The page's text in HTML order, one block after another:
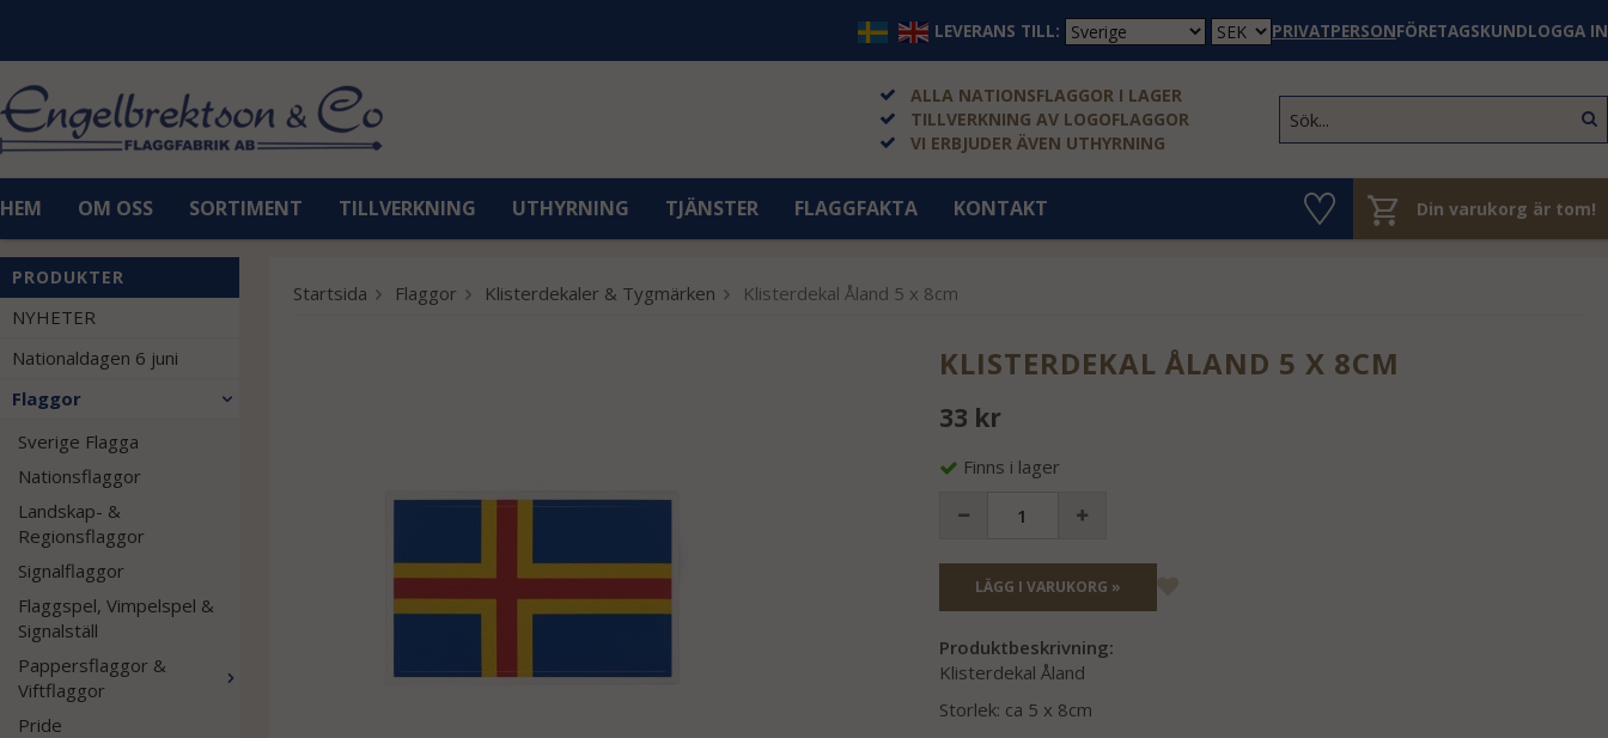
LEVERANS TILL: PRIVATPERSONFÖRETAGSKUNDLOGGA IN
ALLA NATIONSFLAGGOR I LAGER
TILLVERKNING AV LOGOFLAGGOR
VI ERBJUDER ÄVEN UTHYRNING
HEM OM OSS SORTIMENT TILLVERKNING UTHYRNING TJÄNSTER FLAGGFAKTA KONTAKT Din varukorg är tom!
PRODUKTER
NYHETER
Nationaldagen 6 juni
Flaggor
Sverige Flagga
Nationsflaggor
Landskap- &
Regionsflaggor
Signalflaggor
Flaggspel, Vimpelspel &
Signalställ
Pappersflaggor &
Viftflaggor
Pride
Startsida Flaggor Klisterdekaler & Tygmärken Klisterdekal Åland 5 x 8cm
KLISTERDEKAL ÅLAND 5 X 8CM
33 kr
Finns i lager
LÄGG I VARUKORG »
Produktbeskrivning:
Klisterdekal Åland
Storlek: ca 5 x 8cm